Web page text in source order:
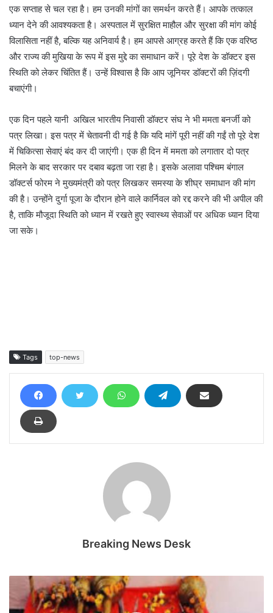
एक सप्ताह से चल रहा है। हम उनकी मांगों का समर्थन करते हैं। आपके तत्काल
ध्यान देने की आवश्यकता है। अस्पताल में सुरक्षित माहौल और सुरक्षा की मांग कोई
विलासिता नहीं है, बल्कि यह अनिवार्य है। हम आपसे आग्रह करते हैं कि एक वरिष्ठ
और राज्य की मुखिया के रूप में इस मुद्दे का समाधान करें। पूरे देश के डॉक्टर इस
स्थिति को लेकर चिंतित हैं। उन्हें विश्वास है कि आप जूनियर डॉक्टरों की ज़िंदगी
बचाएंगी।
एक दिन पहले यानी अखिल भारतीय निवासी डॉक्टर संघ ने भी ममता बनर्जी को
पत्र लिखा। इस पत्र में चेतावनी दी गई है कि यदि मांगें पूरी नहीं की गईं तो पूरे देश
में चिकित्सा सेवाएं बंद कर दी जाएंगी। एक ही दिन में ममता को लगातार दो पत्र
मिलने के बाद सरकार पर दबाव बढ़ता जा रहा है। इसके अलावा पश्चिम बंगाल
डॉक्टर्स फोरम ने मुख्यमंत्री को पत्र लिखकर समस्या के शीघ्र समाधान की मांग
की है। उन्होंने दुर्गा पूजा के दौरान होने वाले कार्निवल को रद्द करने की भी अपील की
है, ताकि मौजूदा स्थिति को ध्यान में रखते हुए स्वास्थ्य सेवाओं पर अधिक ध्यान दिया
जा सके।
Tags top-news
Breaking News Desk